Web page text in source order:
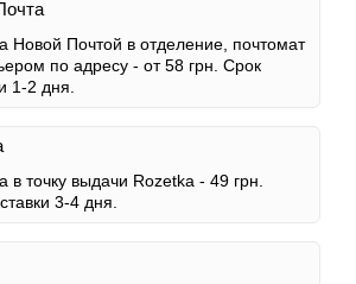
Новой Почтой в отделение, почтомат
по адресу - от 58 грн. Срок
1-2 дня.
в точку выдачи Rozetka - 49 грн.
3-4 дня.